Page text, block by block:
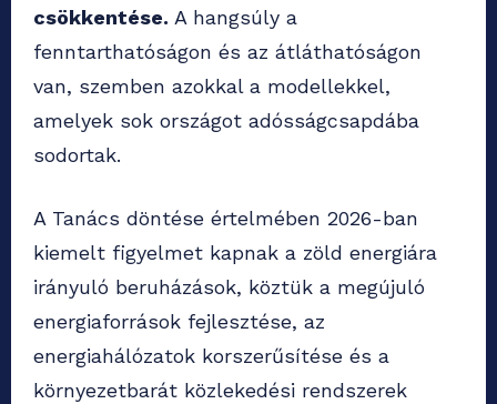
csökkentése. A hangsúly a
fenntarthatóságon és az átláthatóságon
van, szemben azokkal a modellekkel,
amelyek sok országot adósságcsapdába
sodortak.
A Tanács döntése értelmében 2026-ban
kiemelt figyelmet kapnak a zöld energiára
irányuló beruházások, köztük a megújuló
energiaforrások fejlesztése, az
energiahálózatok korszerűsítése és a
környezetbarát közlekedési rendszerek